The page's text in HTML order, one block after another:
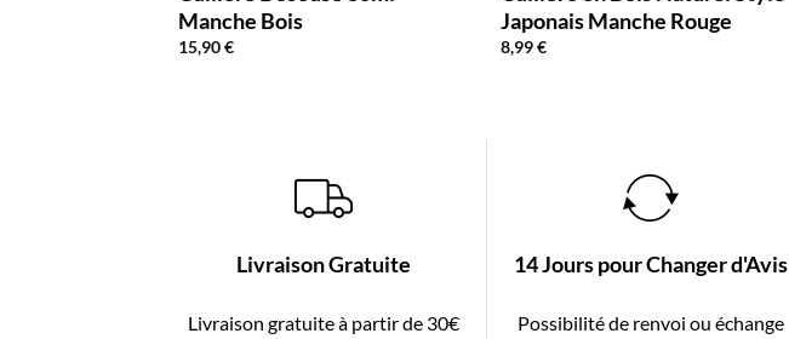
Manche Bois
15,90€
Japonais Manche Rouge
8,99€
Livraison Gratuite
Livraison gratuite à partir de 30€
14 Jours pour Changer d'Avis
Possibilité de renvoi ou échange